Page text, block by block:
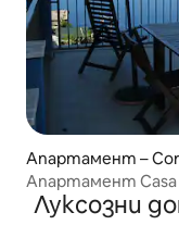
Апартамент –
Апартамент Casa
Луксозни